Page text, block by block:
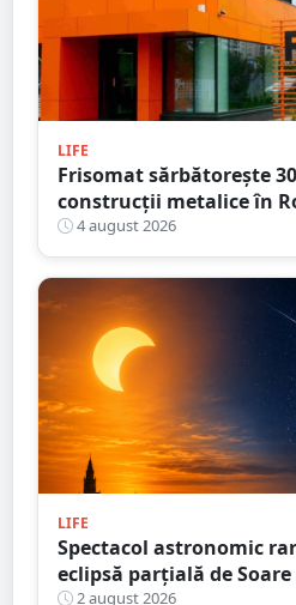
LIFE
Frisomat sărbătorește
construcții metalice în
4 august 2026
LIFE
Spectacol astronomic
eclipsă parțială de
2 august 2026